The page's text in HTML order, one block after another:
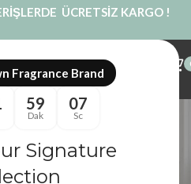
Fragrance Brand
59
Dak
07
Sc
Signature
ÜCRETSİZ KARGO !
çubuklu
çubuklu” olarak etiketlendi